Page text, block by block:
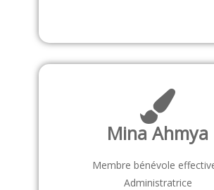
Mina Ahmya
Membre bénévole
Administratrice